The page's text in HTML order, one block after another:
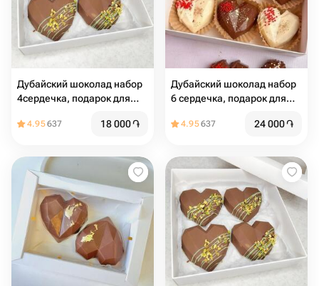
Дубайский шоколад набор
4сердечка, подарок для
4.95637 18 000֏
Дубайский шоколад набор
6 сердечка, подарок для
4.95637 24 000֏